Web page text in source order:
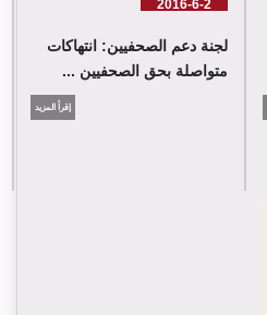
2016-6-2
لجنة دعم الصحفيين: انتهاكات
متواصلة بحق الصحفيين ...
إقرأ المزيد